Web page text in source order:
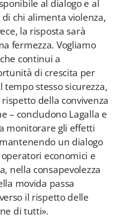
al dialogo e al
chi alimenta violenza,
la risposta sarà
fermezza. Vogliamo
continui a
di crescita per
stesso sicurezza,
della convivenza
– concludono Lagalla e
monitorare gli effetti
un dialogo
economici e
nella consapevolezza
movida passa
il rispetto delle
di tutti».